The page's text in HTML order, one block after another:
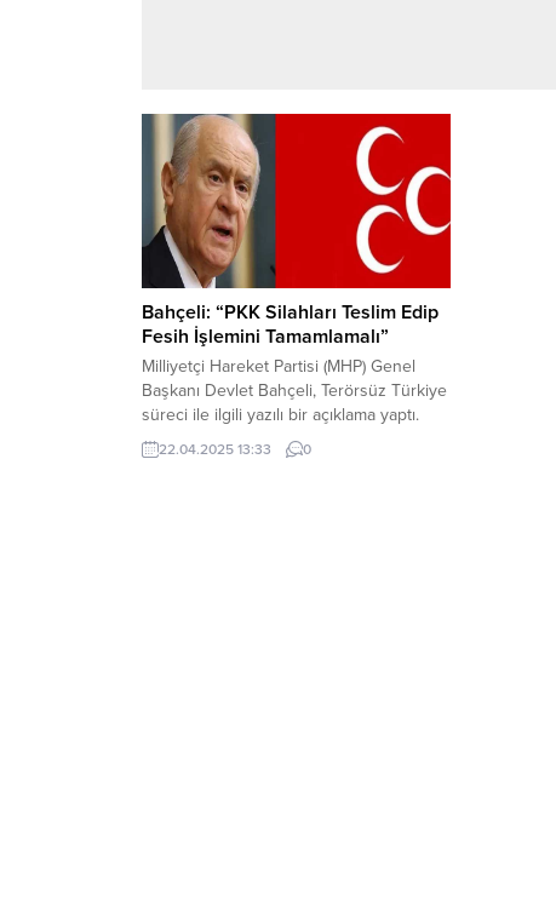
Bahçeli: “PKK Silahları Teslim Edip
Fesih İşlemini Tamamlamalı”
Milliyetçi Hareket Partisi (MHP) Genel
Başkanı Devlet Bahçeli, Terörsüz Türkiye
süreci ile ilgili yazılı bir açıklama yaptı.
MHP Genel Başkanı Bahçeli, “Bu
aşamada PKK’nın kongresini toplayıp 27
22.04.2025 13:33 0